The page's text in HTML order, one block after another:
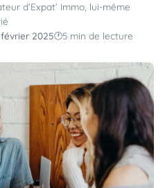
d’Expat’ Immo, lui-même
2025 5 min de lecture